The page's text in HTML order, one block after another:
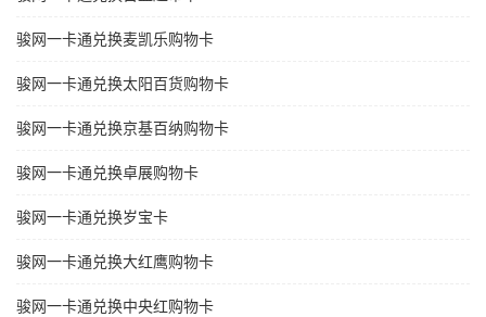
骏网一卡通兑换麦凯乐购物卡
骏网一卡通兑换太阳百货购物卡
骏网一卡通兑换京基百纳购物卡
骏网一卡通兑换卓展购物卡
骏网一卡通兑换岁宝卡
骏网一卡通兑换大红鹰购物卡
骏网一卡通兑换中央红购物卡